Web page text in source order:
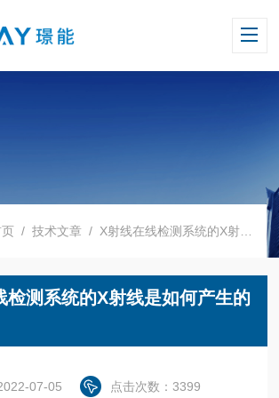
/技术文章 / X射线在线检测系统的X射线是如何产生的呢？
检测系统的X射线是如何产生的
07-05 点击次数：3399